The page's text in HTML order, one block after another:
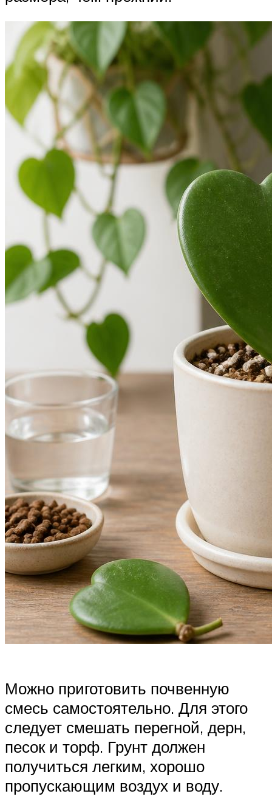
Можно приготовить почвенную
смесь самостоятельно. Для этого
следует смешать перегной, дерн,
песок и торф. Грунт должен
получиться легким, хорошо
пропускающим воздух и воду.